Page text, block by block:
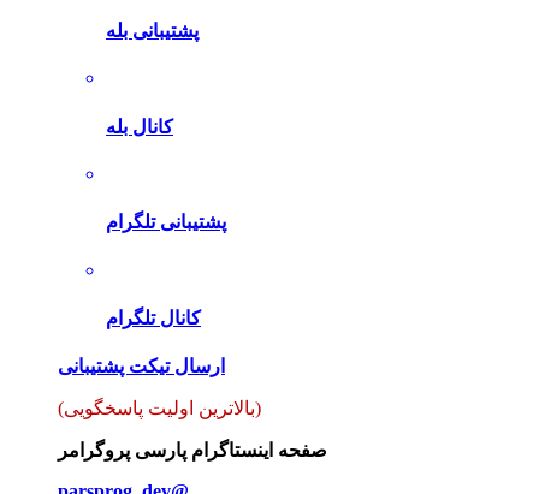
پشتیبانی بله
کانال بله
پشتیبانی تلگرام
کانال تلگرام
ارسال تیکت پشتیبانی
(بالاترین اولیت پاسخگویی)
صفحه اینستاگرام پارسی پروگرامر